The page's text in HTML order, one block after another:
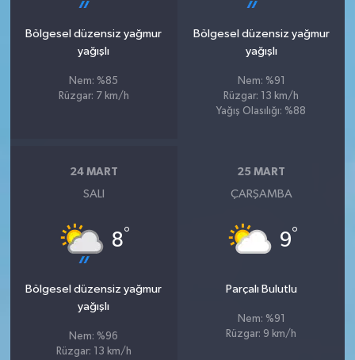
Bölgesel düzensiz yağmur
yağışlı
Nem: %85
Rüzgar: 7 km/h
Bölgesel düzensiz yağmur
yağışlı
Nem: %91
Rüzgar: 13 km/h
Yağış Olasılığı: %88
24 MART
SALI
8°
Bölgesel düzensiz yağmur
yağışlı
Nem: %96
Rüzgar: 13 km/h
25 MART
ÇARŞAMBA
9°
Parçalı Bulutlu
Nem: %91
Rüzgar: 9 km/h